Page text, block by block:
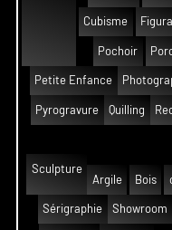
Cubisme
Pochoir
Petite Enfance
Pyrogravure Quilling
Sculpture
Argile
Bois
Sérigraphie Showroom